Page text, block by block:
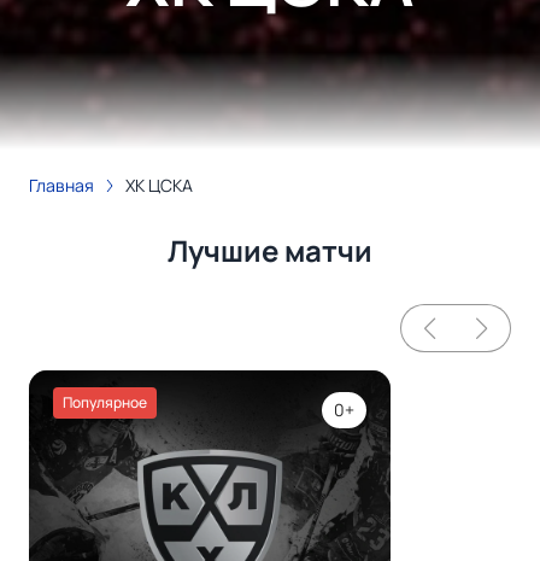
Главная ХК ЦСКА
Лучшие матчи
Популярное 0+